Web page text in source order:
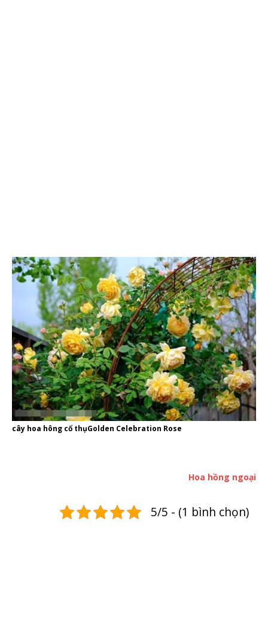
cây hoa hông cổ thụGolden Celebration Rose
Hoa hồng ngoại
5/5 - (1 bình chọn)